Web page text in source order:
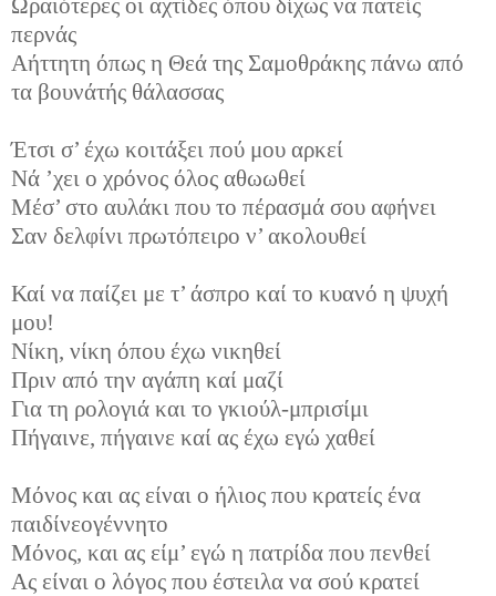
Ωραιότερες οι αχτίδες όπου δίχως να πατείς
περνάς
Αήττητη όπως η Θεά της Σαμοθράκης πάνω από
τα βουνάτής θάλασσας
Έτσι σ’ έχω κοιτάξει πού μου αρκεί
Νά ’χει ο χρόνος όλος αθωωθεί
Μέσ’ στο αυλάκι που το πέρασμά σου αφήνει
Σαν δελφίνι πρωτόπειρο ν’ ακολουθεί
Καί να παίζει με τ’ άσπρο καί το κυανό η ψυχή
μου!
Νίκη, νίκη όπου έχω νικηθεί
Πριν από την αγάπη καί μαζί
Για τη ρολογιά και το γκιούλ-μπρισίμι
Πήγαινε, πήγαινε καί ας έχω εγώ χαθεί
Μόνος και ας είναι ο ήλιος που κρατείς ένα
παιδίνεογέννητο
Μόνος, και ας είμ’ εγώ η πατρίδα που πενθεί
Ας είναι ο λόγος που έστειλα να σού κρατεί